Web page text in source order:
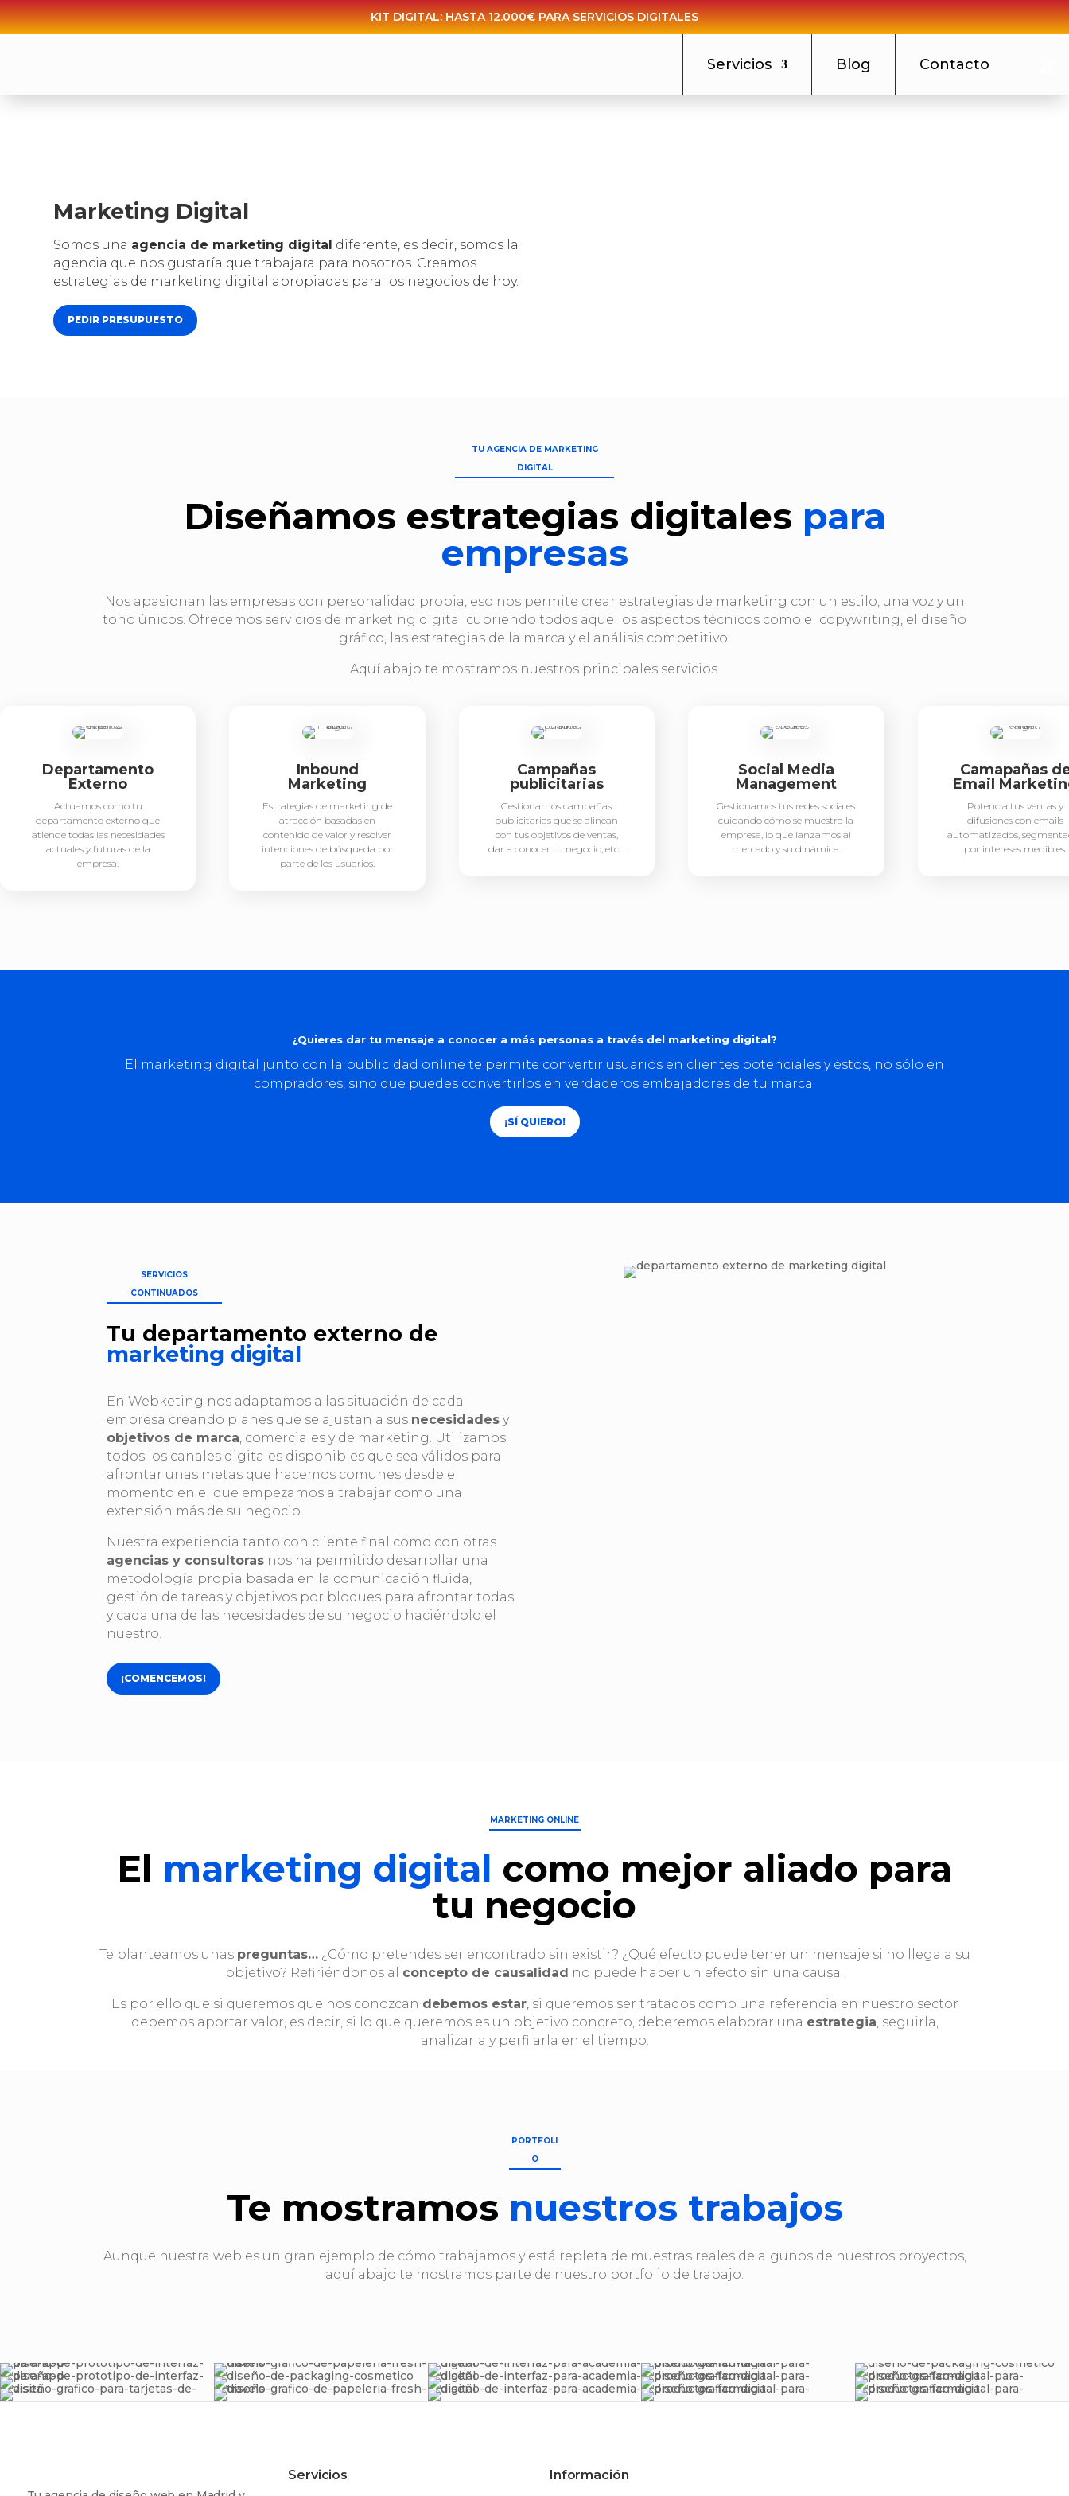
KIT DIGITAL: HASTA 12.000€ PARA SERVICIOS DIGITALES
Servicios Blog Contacto
Marketing Digital
Somos una agencia de marketing digital diferente, es decir, somos la
agencia que nos gustaría que trabajara para nosotros. Creamos
estrategias de marketing digital apropiadas para los negocios de hoy.
PEDIR PRESUPUESTO
TU AGENCIA DE MARKETING
DIGITAL
Diseñamos estrategias digitales para
empresas
Nos apasionan las empresas con personalidad propia, eso nos permite crear estrategias de marketing con un estilo, una voz y un
tono únicos. Ofrecemos servicios de marketing digital cubriendo todos aquellos aspectos técnicos como el copywriting, el diseño
gráfico, las estrategias de la marca y el análisis competitivo.
Aquí abajo te mostramos nuestros principales servicios.
Departamento
Externo
Actuamos como tu
departamento externo que
atiende todas las necesidades
actuales y futuras de la
empresa.
Inbound
Marketing
Estrategias de marketing de
atracción basadas en
contenido de valor y resolver
intenciones de búsqueda por
parte de los usuarios.
Campañas
publicitarias
Gestionamos campañas
publicitarias que se alinean
con tus objetivos de ventas,
dar a conocer tu negocio, etc…
Social Media
Management
Gestionamos tus redes sociales
cuidando cómo se muestra la
empresa, lo que lanzamos al
mercado y su dinámica.
Camapañas
Email
Potencia tus ventas y
difusiones con emails
automatizados,
por intereses medibles.
¿Quieres dar tu mensaje a conocer a más personas a través del marketing digital?
El marketing digital junto con la publicidad online te permite convertir usuarios en clientes potenciales y éstos, no sólo en
compradores, sino que puedes convertirlos en verdaderos embajadores de tu marca.
¡SÍ QUIERO!
SERVICIOS
CONTINUADOS
Tu departamento externo de
marketing digital
En Webketing nos adaptamos a las situación de cada
empresa creando planes que se ajustan a sus necesidades y
objetivos de marca, comerciales y de marketing. Utilizamos
todos los canales digitales disponibles que sea válidos para
afrontar unas metas que hacemos comunes desde el
momento en el que empezamos a trabajar como una
extensión más de su negocio.
Nuestra experiencia tanto con cliente final como con otras
agencias y consultoras nos ha permitido desarrollar una
metodología propia basada en la comunicación fluida,
gestión de tareas y objetivos por bloques para afrontar todas
y cada una de las necesidades de su negocio haciéndolo el
nuestro.
¡COMENCEMOS!
MARKETING ONLINE
El marketing digital como mejor aliado para
tu negocio
Te planteamos unas preguntas…¿Cómo pretendes ser encontrado sin existir? ¿Qué efecto puede tener un mensaje si no llega a su
objetivo? Refiriéndonos al concepto de causalidad no puede haber un efecto sin una causa.
Es por ello que si queremos que nos conozcan debemos estar, si queremos ser tratados como una referencia en nuestro sector
debemos aportar valor, es decir, si lo que queremos es un objetivo concreto, deberemos elaborar una estrategia, seguirla,
analizarla y perfilarla en el tiempo.
PORTFOLI
O
Te mostramos nuestros trabajos
Aunque nuestra web es un gran ejemplo de cómo trabajamos y está repleta de muestras reales de algunos de nuestros proyectos,
aquí abajo te mostramos parte de nuestro portfolio de trabajo.
Servicios Información